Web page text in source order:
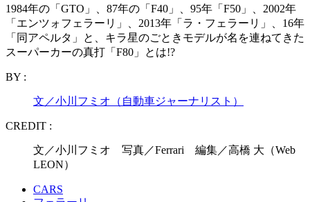
1984年の「GTO」、87年の「F40」、95年「F50」、2002年
「エンツォフェラーリ」、2013年「ラ・フェラーリ」、16年
「同アペルタ」と、キラ星のごときモデルが名を連ねてきた
スーパーカーの真打「F80」とは!?
BY :
文／小川フミオ（自動車ジャーナリスト）
CREDIT :
文／小川フミオ 写真／Ferrari 編集／高橋 大（Web
LEON）
CARS